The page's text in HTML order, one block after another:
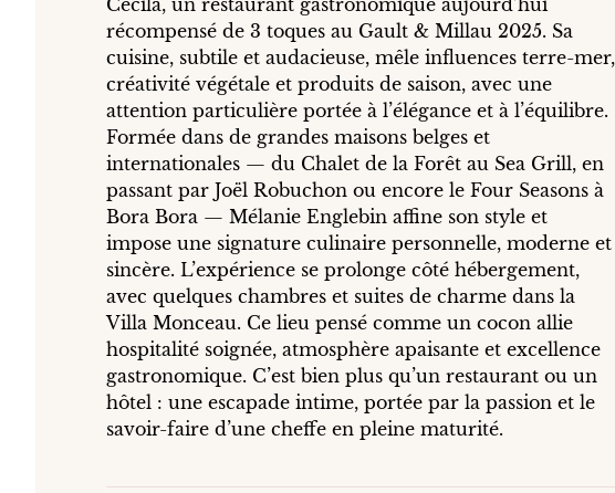
récompensé de 3 toques au Gault & Millau 2025. Sa
cuisine, subtile et audacieuse, mêle influences terre-mer,
créativité végétale et produits de saison, avec une
attention particulière portée à l’élégance et à l’équilibre.
Formée dans de grandes maisons belges et
internationales — du Chalet de la Forêt au Sea Grill, en
passant par Joël Robuchon ou encore le Four Seasons à
Bora Bora — Mélanie Englebin affine son style et
impose une signature culinaire personnelle, moderne et
sincère. L’expérience se prolonge côté hébergement,
avec quelques chambres et suites de charme dans la
Villa Monceau. Ce lieu pensé comme un cocon allie
hospitalité soignée, atmosphère apaisante et excellence
gastronomique. C’est bien plus qu’un restaurant ou un
hôtel : une escapade intime, portée par la passion et le
savoir-faire d’une cheffe en pleine maturité.